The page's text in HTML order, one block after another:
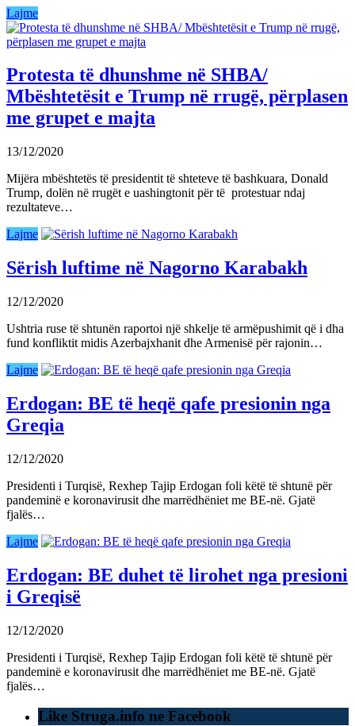
Lajme
Protesta të dhunshme në SHBA/
Mbështetësit e Trump në rrugë, përplasen
me grupet e majta
13/12/2020
Mijëra mbështetës të presidentit të shteteve të bashkuara, Donald
Trump, dolën në rrugët e uashingtonit për të protestuar ndaj
rezultateve…
Lajme
Sërish luftime në Nagorno Karabakh
12/12/2020
Ushtria ruse të shtunën raportoi një shkelje të armëpushimit që i dha
fund konfliktit midis Azerbajxhanit dhe Armenisë për rajonin…
Lajme
Erdogan: BE të heqë qafe presionin nga
Greqia
12/12/2020
Presidenti i Turqisë, Rexhep Tajip Erdogan foli këtë të shtunë për
pandeminë e koronavirusit dhe marrëdhëniet me BE-në. Gjatë
fjalës…
Lajme
Erdogan: BE duhet të lirohet nga presioni
i Greqisë
12/12/2020
Presidenti i Turqisë, Rexhep Tajip Erdogan foli këtë të shtunë për
pandeminë e koronavirusit dhe marrëdhëniet me BE-në. Gjatë
fjalës…
Like Struga.info ne Facebook